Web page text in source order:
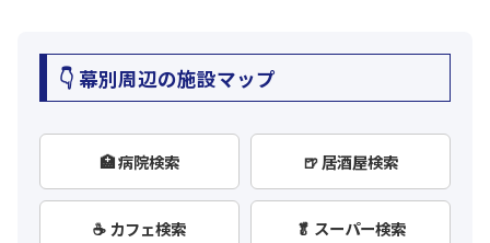
👇 幕別周辺の施設マップ
🏥 病院検索 🍺 居酒屋検索
☕ カフェ検索 🥬 スーパー検索